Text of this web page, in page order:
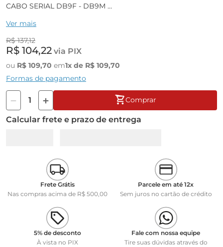
CABO SERIAL DB9F - DB9M
Aplicável para: Comunicação com PC.
Equipamentos que utilizam:
• Determinador de Umidade
(CONEXÃO: 2-2 3-3 4-4 5-5 6-6 CURTO 7-8 DB9F E CURTO
7/8 DB9M)
Ver mais
R$ 137,12
R$ 104,22 via PIX
ou R$ 109,70 em1x de R$ 109,70
Formas de pagamento
Comprar
Calcular frete e prazo de entrega
Frete Grátis
Nas compras acima de R$ 500,00
Parcele em até 12x
Sem juros no cartão de crédito
5% de desconto
À vista no PIX
Fale com nossa equipe
Tire suas dúvidas através do